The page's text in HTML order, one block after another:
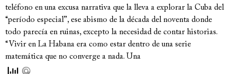
teléfono en una excusa narrativa que la lleva a explorar la Cuba del
“período especial”, ese abismo de la década del noventa donde
todo parecía en ruinas, excepto la necesidad de contar historias.
“Vivir en La Habana era como estar dentro de una serie
matemática que no converge a nada. Una